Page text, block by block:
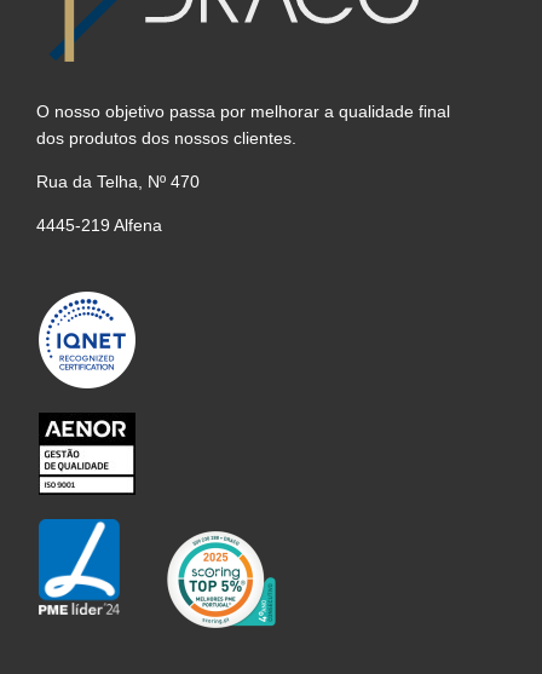
O nosso objetivo passa por melhorar a qualidade final
dos produtos dos nossos clientes.
Rua da Telha, Nº 470
4445-219 Alfena